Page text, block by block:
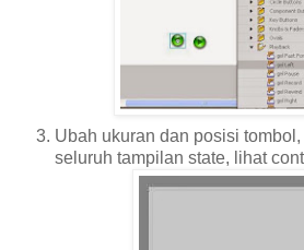
Ubah ukuran dan posisi
seluruh tampilan state, lihat